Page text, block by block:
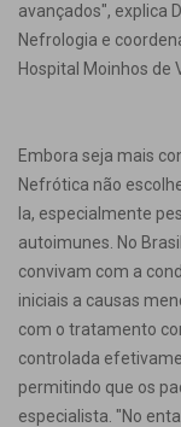
avançados", explica
Nefrologia e
Hospital Moinhos de
Embora seja mais
Nefrótica não
la, especialmente
autoimunes. No
convivam com a
iniciais a causas
com o tratamento
controlada
permitindo que os
especialista. "No